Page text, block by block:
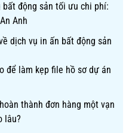
động sản tối ưu chi phí:
Anh
dịch vụ in ấn bất động sản
để làm kẹp file hồ sơ dự án
thành đơn hàng một vạn
lâu?